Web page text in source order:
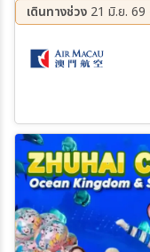
08 พ.ย. 69 - 10 พ.ย. 69
10 พ.ย. 69 - 12 พ.ย. 69
12 พ.ย. 69 - 14 พ.ย. 69
14 พ.ย. 69 - 16 พ.ย. 69
20 พ.ย. 69 - 22 พ.ย. 69
22 พ.ย. 69 - 24 พ.ย. 69
24 พ.ย. 69 - 26 พ.ย. 69
26 พ.ย. 69 - 28 พ.ย. 69
28 พ.ย. 69 - 30 พ.ย. 69
30 พ.ย. 69 - 02 ธ.ค. 69
02 ธ.ค. 69 - 04 ธ.ค. 69
ไห่-มาเก๊า-วัดเจ้าแม่กวน
ปอล-เซนาโด้สแควร์-เดอะ
เดินทางช่วง 21 มิ.ย. 69
27 ส.ค. 69 - 29 ส.ค. 69
07 ก.ย. 69 - 09 ก.ย. 69
18 ต.ค. 69 - 20 ต.ค. 69
04 พ.ย. 69 - 06 พ.ย. 69
23 พ.ย. 69 - 25 พ.ย. 69
01 ธ.ค. 69 - 03 ธ.ค. 69
11 ม.ค. 70 - 13 ม.ค. 70
01 มี.ค. 70 - 03 มี.ค. 70